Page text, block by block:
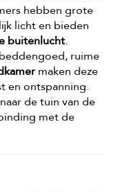
hebben grote
licht en bieden
buitenlucht.
ruime
maken deze
en ontspanning.
de tuin van de
met de